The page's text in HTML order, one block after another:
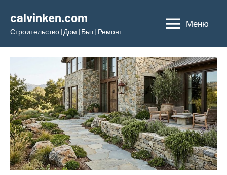
содержимому
calvinken.com
Строительство | Дом | Быт | Ремонт
Меню